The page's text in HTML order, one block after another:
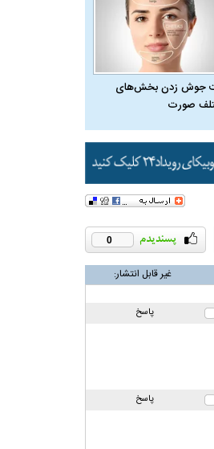
جوش زدن بخش‌های
صورت
0
غیر قابل انتشار:
پاسخ
پاسخ